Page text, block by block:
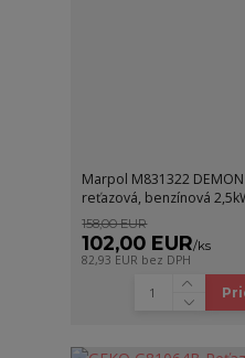
Marpol M831322
reťazová, benzínová
158,00 EUR
102,00 EUR/ks
82,93 EUR bez DPH